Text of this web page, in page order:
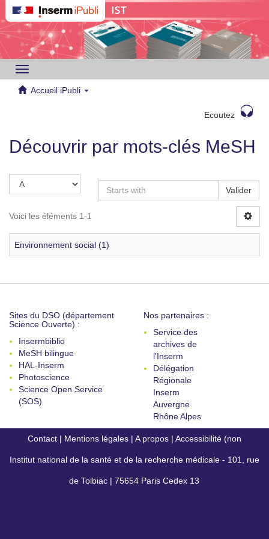
Toggle
navigation
Accueil iPubli
Ecoutez
Découvrir par mots-clés MeSH
Valider
Voici les éléments 1-1
Environnement social (1)
Sites du DSO (département
Science Ouverte) :
Insermbiblio
MeSH bilingue
HAL-Inserm
Photoscience
Science Open Service
(SOS)
Nos partenaires :
Service des
archives de
l'Inserm
Délégation
Régionale
Inserm
Auvergne
Rhône Alpes
Contact | Mentions légales | A propos | Accessibilité (non
conforme)
Institut national de la santé et de la recherche médicale - 101, rue
de Tolbiac | 75654 Paris Cedex 13